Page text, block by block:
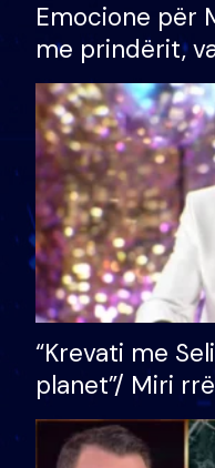
Emocione për
me prindërit,
divorci apo jo?
“Krevati me
planet”/ Miri
bukura në
mungojë zilja